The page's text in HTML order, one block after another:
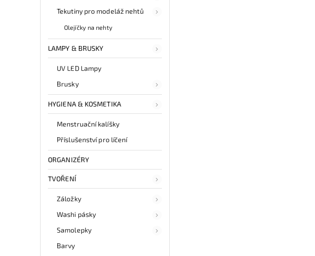
Tekutiny pro modeláž nehtů
Olejíčky na nehty
LAMPY & BRUSKY
UV LED Lampy
Brusky
HYGIENA & KOSMETIKA
Menstruační kalíšky
Příslušenství pro líčení
ORGANIZÉRY
TVOŘENÍ
Záložky
Washi pásky
Samolepky
Barvy